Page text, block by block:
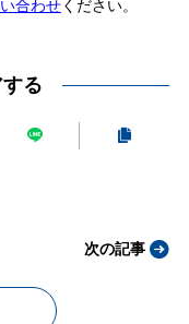
合わせください。
る
次の記事